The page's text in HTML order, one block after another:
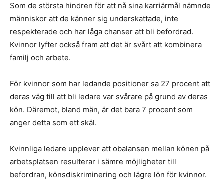
Som de största hindren för att nå sina karriärmål nämnde
människor att de känner sig underskattade, inte
respekterade och har låga chanser att bli befordrad.
Kvinnor lyfter också fram att det är svårt att kombinera
familj och arbete.
För kvinnor som har ledande positioner sa 27 procent att
deras väg till att bli ledare var svårare på grund av deras
kön. Däremot, bland män, är det bara 7 procent som
anger detta som ett skäl.
Kvinnliga ledare upplever att obalansen mellan könen på
arbetsplatsen resulterar i sämre möjligheter till
befordran, könsdiskriminering och lägre lön för kvinnor.